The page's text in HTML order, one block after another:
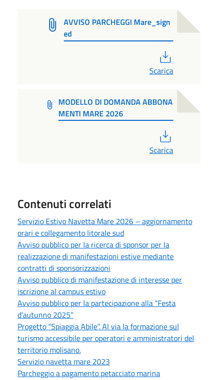
AVVISO PARCHEGGI Mare_sign
ed
Scarica
MODELLO DI DOMANDA ABBONA
MENTI MARE 2026
Scarica
Contenuti correlati
Servizio Estivo Navetta Mare 2026 – aggiornamento
orari e collegamento litorale sud
Avviso pubblico per la ricerca di sponsor per la
realizzazione di manifestazioni estive mediante
contratti di sponsorizzazioni
Avviso pubblico di manifestazione di interesse per
iscrizione al campus estivo
Avviso pubblico per la partecipazione alla “Festa
d’autunno 2025”
Progetto “Spiaggia Abile”. Al via la formazione sul
turismo accessibile per operatori e amministratori del
territorio molisano.
Servizio navetta mare 2023
Parcheggio a pagamento petacciato marina